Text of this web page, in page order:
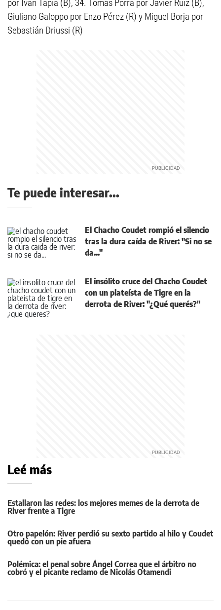
por Iván Tapia (B), 34. Tomás Porra por Javier Ruiz (B),
Giuliano Galoppo por Enzo Pérez (R) y Miguel Borja por
Sebastián Driussi (R)
Te puede interesar...
El Chacho Coudet rompió el silencio
tras la dura caída de River: "Si no se
da..."
El insólito cruce del Chacho Coudet
con un plateísta de Tigre en la
derrota de River: "¿Qué querés?"
Leé más
Estallaron las redes: los mejores memes de la derrota de
River frente a Tigre
Otro papelón: River perdió su sexto partido al hilo y Coudet
quedó con un pie afuera
Polémica: el penal sobre Ángel Correa que el árbitro no
cobró y el picante reclamo de Nicolás Otamendi